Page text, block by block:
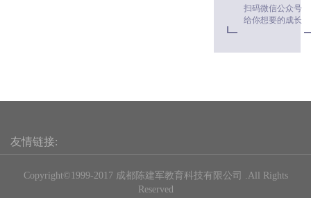
扫码微信公众号
给你想要的成长
友情链接:
Copyright©1999-2017 成都陈建军教育科技有限公司 .All Rights
Reserved